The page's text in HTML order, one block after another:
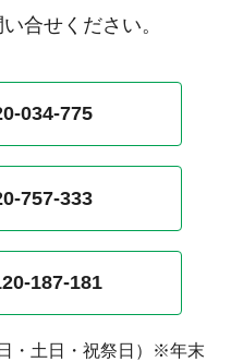
合せください。
034-775
757-333
187-181
・土日・祝祭日）※年末